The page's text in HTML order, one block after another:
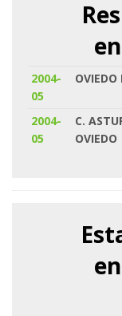
2004-
05
OVIEDO
2004-
05
C.
OVIEDO